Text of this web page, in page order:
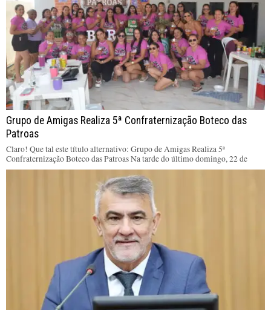
Grupo de Amigas Realiza 5ª Confraternização Boteco das
Patroas
Claro! Que tal este título alternativo: Grupo de Amigas Realiza 5ª
Confraternização Boteco das Patroas Na tarde do último domingo, 22 de